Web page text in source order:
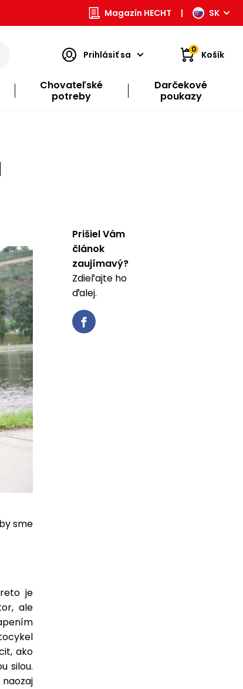
Magazín HECHT | SK
Prihlásiť sa 0 Košík
Chovateľské
potreby
Darčekové
poukazy
sme
je
ale
ako
silou.
Prišiel Vám
článok
zaujímavý?
Zdieľajte ho
ďalej.